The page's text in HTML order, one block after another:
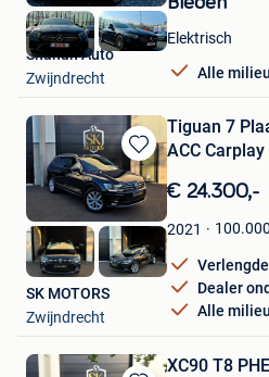
Mijn
FavorietenElektrisch
Alle
Shahan Auto
Zwijndrecht
Bewaren
in
Mijn
Favorieten
Tiguan 7
ACC
€ 24.300,-
2021 100.000
Dealer
Alle
SK MOTORS
Zwijndrecht
XC90 T8